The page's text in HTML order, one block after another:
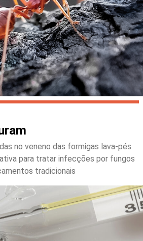
no veneno das formigas lava-pés
para tratar infecções por fungos
tradicionais